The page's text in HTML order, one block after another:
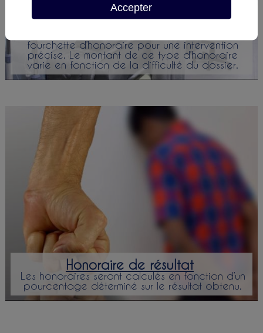
Honoraire forfaitaire
fourchette d’honoraire pour une intervention
précise. Le montant de ce type d’honoraire
varie en fonction de la difficulté du dossier.
Honoraire de résultat
Les honoraires seront calculés en fonction d’un
pourcentage déterminé sur le résultat obtenu.
Accepter